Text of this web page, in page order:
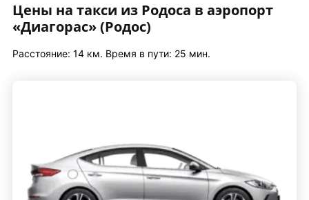
Цены на такси из Родоса в аэропорт
«Диагорас» (Родос)
Расстояние: 14 км. Время в пути: 25 мин.